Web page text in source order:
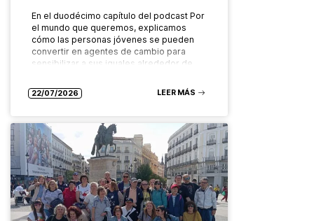
En el duodécimo capítulo del podcast Por
el mundo que queremos, explicamos
cómo las personas jóvenes se pueden
convertir en agentes de cambio para
sensibilizar a sus iguales alrededor de…
22/07/2026 LEER MÁS